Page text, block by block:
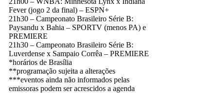
Fever (jogo 2 da final) – ESPN+
21h30 – Campeonato Brasileiro Série B:
Paysandu x Bahia – SPORTV (menos PA) e
PREMIERE
21h30 – Campeonato Brasileiro Série B:
Luverdense x Sampaio Corrêa – PREMIERE
*horários de Brasília
**programação sujeita a alterações
***eventos ainda não informados pelas
emissoras podem ser acrescidos a agenda